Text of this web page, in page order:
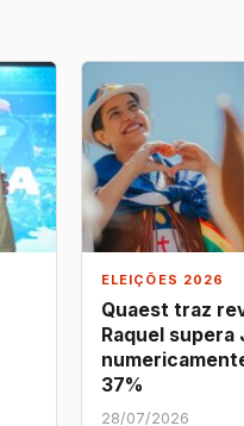
ELEIÇÕES 2026
Quaest traz
Raquel supera
37%
28/07/2026